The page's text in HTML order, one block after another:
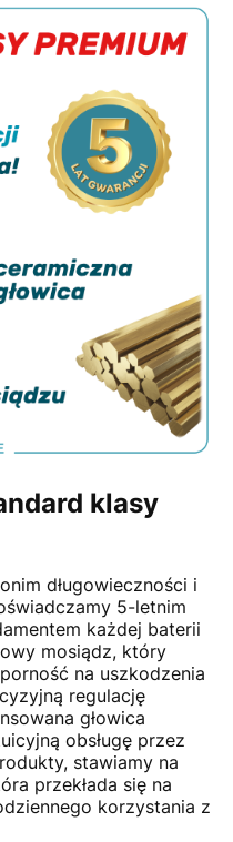
klasy
długowieczności i
5-letnim
każdej baterii
mosiądz, który
na uszkodzenia
regulację
głowica
obsługę przez
stawiamy na
przekłada się na
korzystania z